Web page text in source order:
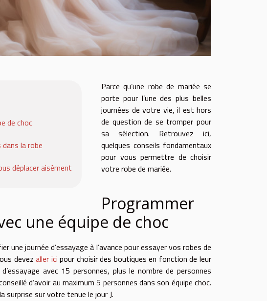
de choc
la robe
déplacer aisément
Parce qu’une robe de mariéese
porte pour l’une des plus belles
journées de votre vie, il est hors
de question de se tromper pour
sa sélection. Retrouvez ici,
quelques conseils fondamentaux
pour vous permettre de choisir
votre robe de mariée.
Programmer
une équipe de choc
une journée d’essayage à l’avance pour essayer vos robes de
devezaller ici pour choisir des boutiques en fonction de leur
avec 15 personnes, plus le nombre de personnes
d’avoir au maximum 5 personnes dans son équipe choc.
surprise sur votre tenue le jour J.